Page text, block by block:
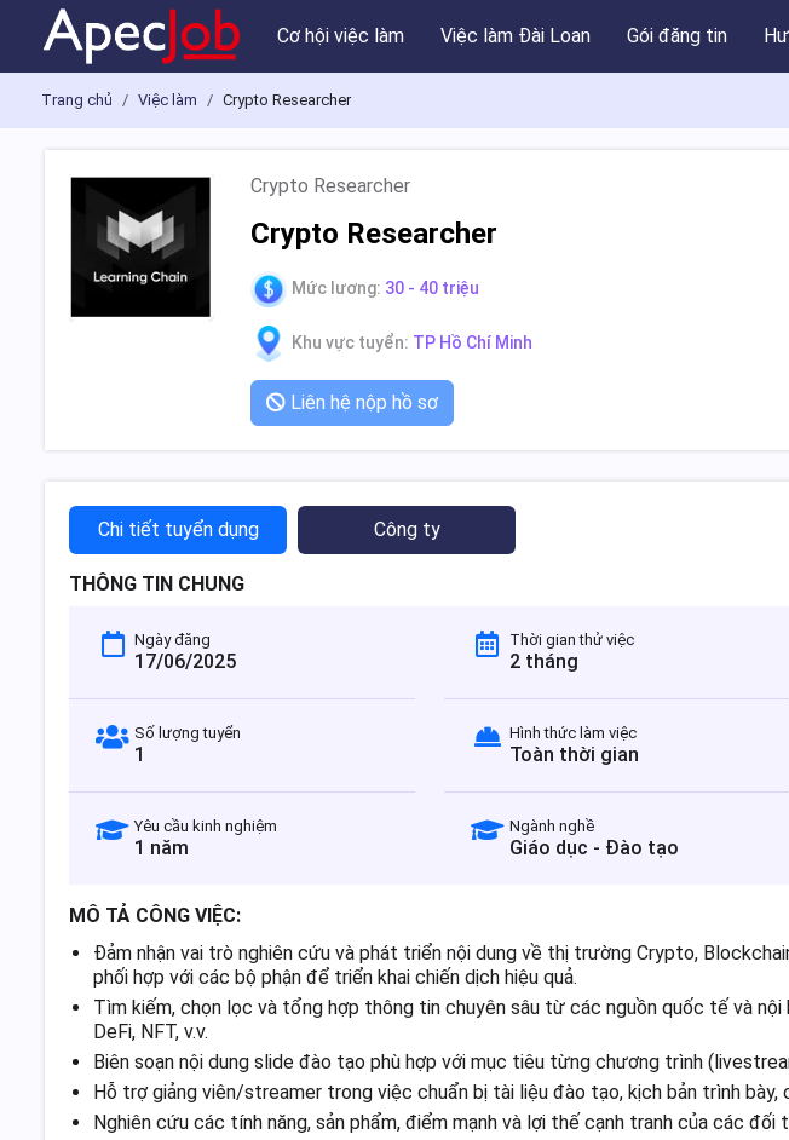
Cơ hội việc làm Việc làm Đài Loan Gói đăng tin
Trang chủ Việc làm Crypto Researcher
Crypto Researcher
Crypto Researcher
Mức lương: 30 - 40 triệu
Khu vực tuyển: TP Hồ Chí Minh
Liên hệ nộp hồ sơ
Chi tiết tuyển dụng Công ty
THÔNG TIN CHUNG
Ngày đăng
17/06/2025
Thời gian thử việc
2 tháng
Số lượng tuyển
1
Hình thức làm việc
Toàn thời gian
Yêu cầu kinh nghiệm
1 năm
Ngành nghề
Giáo dục - Đào tạo
MÔ TẢ CÔNG VIỆC:
Đảm nhận vai trò nghiên cứu và phát triển nội dung về thị trường Crypto,
phối hợp với các bộ phận để triển khai chiến dịch hiệu quả.
Tìm kiếm, chọn lọc và tổng hợp thông tin chuyên sâu từ các nguồn quốc tế và
DeFi, NFT, v.v.
Biên soạn nội dung slide đào tạo phù hợp với mục tiêu từng chương trình
Hỗ trợ giảng viên/streamer trong việc chuẩn bị tài liệu đào tạo, kịch bản trình bày,
Nghiên cứu các tính năng, sản phẩm, điểm mạnh và lợi thế cạnh tranh của các đối